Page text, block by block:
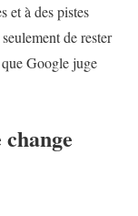
et à des pistes
de rester
Google juge